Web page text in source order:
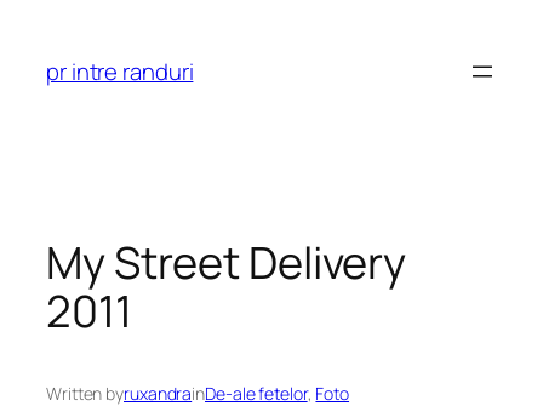
content
pr intre randuri
My Street Delivery
2011
Written byruxandrainDe-ale fetelor, Foto